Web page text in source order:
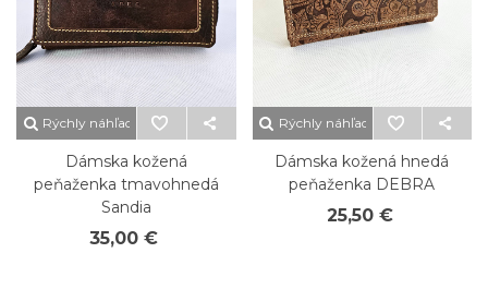
Rýchly náhľad
Dámska kožená
peňaženka tmavohnedá
Sandia
35,00 €
Rýchly náhľad
Dámska kožená hnedá
peňaženka DEBRA
25,50 €